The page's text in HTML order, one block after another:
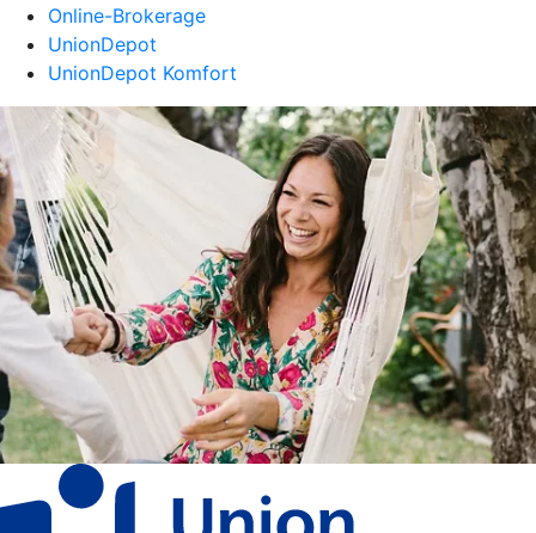
Online-Brokerage
UnionDepot
UnionDepot Komfort